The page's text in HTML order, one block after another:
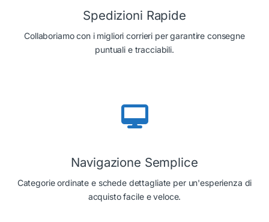
Spedizioni Rapide
Collaboriamo con i migliori corrieri per garantire consegne
puntuali e tracciabili.
Navigazione Semplice
Categorie ordinate e schede dettagliate per un'esperienza di
acquisto facile e veloce.